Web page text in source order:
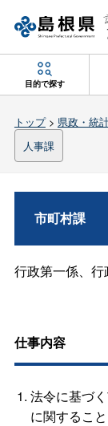
目的で探す
トップ> 県政・統
人事課
市町村課
行政第一係、
仕事内容
法令に基づ
に関すること